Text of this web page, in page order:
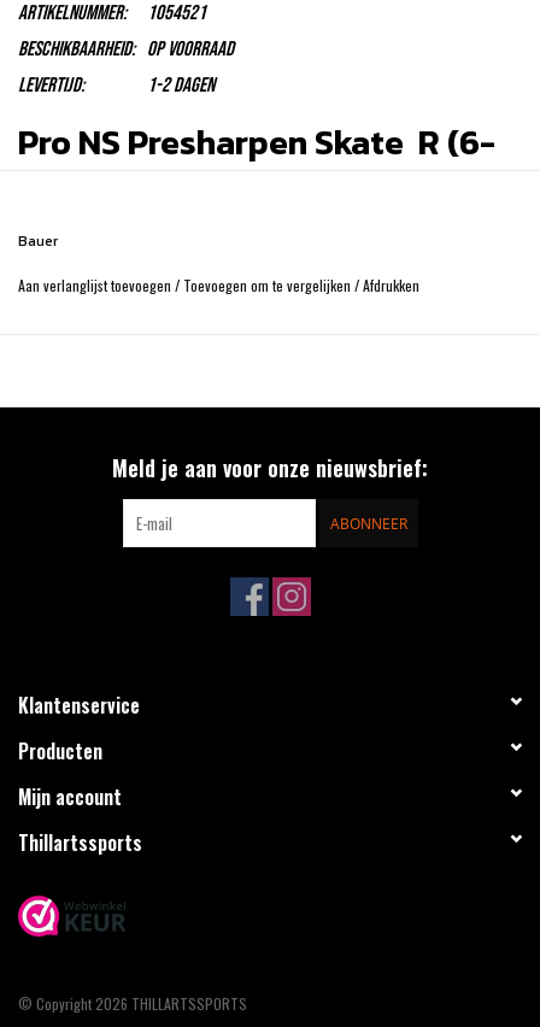
Artikelnummer:
1054521
Beschikbaarheid: Op voorraad
Levertijd:
1-2 dagen
Pro NS Presharpen Skate R (6-
Injected Comp Weave Quarter - Microfiber Lining - Anaform Ankle
Bauer
Aan verlanglijst toevoegen / Toevoegen om te vergelijken /Afdrukken
Meld je aan voor onze nieuwsbrief:
ABONNEER
Klantenservice
Producten
Mijn account
Thillartssports
© Copyright 2026 THILLARTSSPORTS